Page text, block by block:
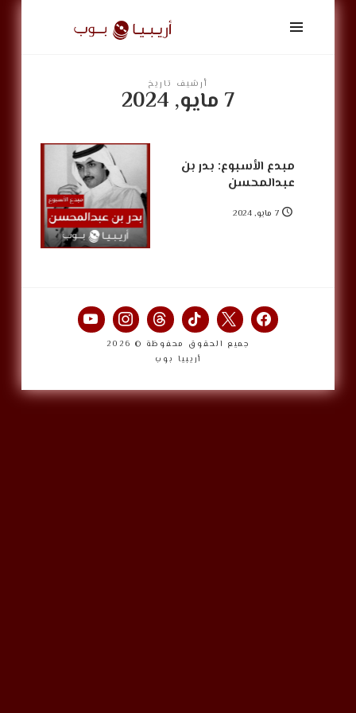
أريبيا
بوب
ArabiaPopأرشيف تاريخ
7 مايو, 2024
مبدع الأسبوع: بدر بن
عبدالمحسن
7 مايو, 2024
جميع الحقوق محفوظة © 2026
أريبيا بوب